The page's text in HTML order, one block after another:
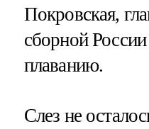
Покровская,
сборной
плаванию.
Слез не